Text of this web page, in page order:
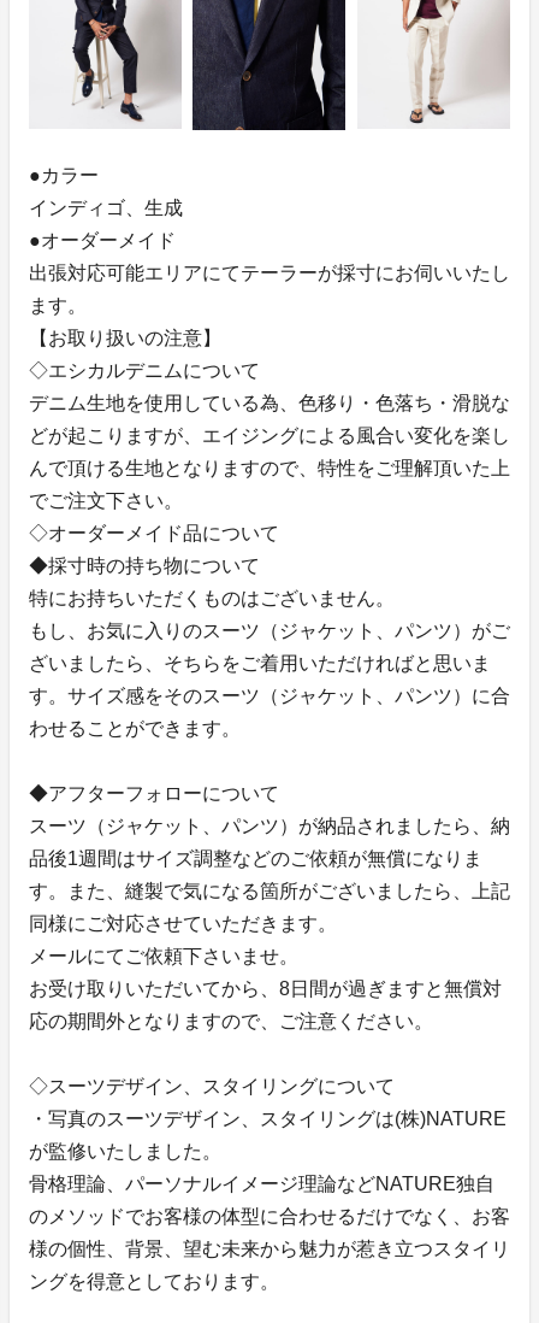
●カラー
インディゴ、生成
●オーダーメイド
出張対応可能エリアにてテーラーが採寸にお伺いいたし
ます。
【お取り扱いの注意】
◇エシカルデニムについて
デニム生地を使用している為、色移り・色落ち・滑脱な
どが起こりますが、エイジングによる風合い変化を楽し
んで頂ける生地となりますので、特性をご理解頂いた上
でご注文下さい。
◇オーダーメイド品について
◆採寸時の持ち物について
特にお持ちいただくものはございません。
もし、お気に入りのスーツ（ジャケット、パンツ）がご
ざいましたら、そちらをご着用いただければと思いま
す。サイズ感をそのスーツ（ジャケット、パンツ）に合
わせることができます。
◆アフターフォローについて
スーツ（ジャケット、パンツ）が納品されましたら、納
品後1週間はサイズ調整などのご依頼が無償になりま
す。また、縫製で気になる箇所がございましたら、上記
同様にご対応させていただきます。
メールにてご依頼下さいませ。
お受け取りいただいてから、8日間が過ぎますと無償対
応の期間外となりますので、ご注意ください。
◇スーツデザイン、スタイリングについて
・写真のスーツデザイン、スタイリングは(株)NATURE
が監修いたしました。
骨格理論、パーソナルイメージ理論などNATURE独自
のメソッドでお客様の体型に合わせるだけでなく、お客
様の個性、背景、望む未来から魅力が惹き立つスタイリ
ングを得意としております。